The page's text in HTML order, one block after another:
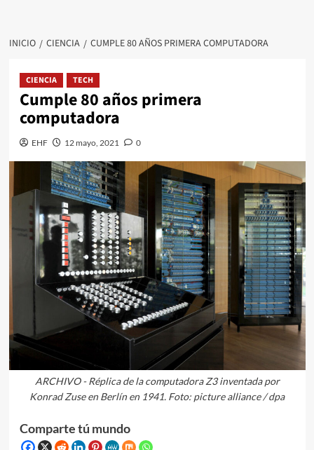
INICIO CIENCIA CUMPLE 80 AÑOS PRIMERA COMPUTADORA
CIENCIA TECH
Cumple 80 años primera
computadora
EHF 12 mayo, 2021 0
ARCHIVO - Réplica de la computadora Z3 inventada por
Konrad Zuse en Berlín en 1941. Foto: picture alliance / dpa
Comparte tú mundo